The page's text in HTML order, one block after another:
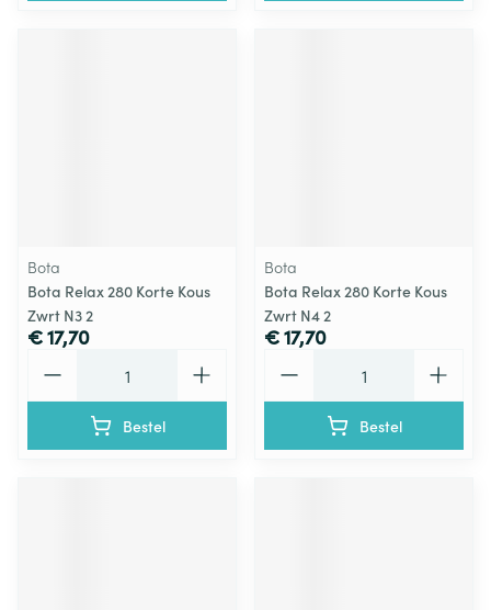
Bota
Bota Relax 280 Korte Kous
Zwrt N3 2
€ 17,70
Bestel
Bota
Bota Relax 280 Korte Kous
Zwrt N4 2
€ 17,70
Bestel